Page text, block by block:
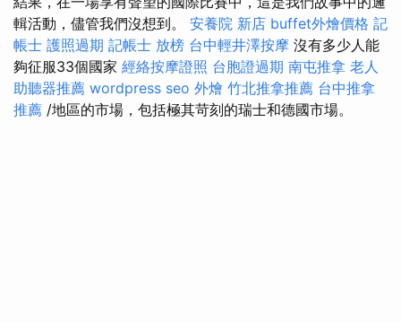
輯活動，儘管我們沒想到。 安養院 新店 buffet外燴價格 記
帳士 護照過期 記帳士 放榜 台中輕井澤按摩 沒有多少人能
夠征服33個國家 經絡按摩證照 台胞證過期 南屯推拿 老人
助聽器推薦 wordpress seo 外燴 竹北推拿推薦 台中推拿
推薦 /地區的市場，包括極其苛刻的瑞士和德國市場。